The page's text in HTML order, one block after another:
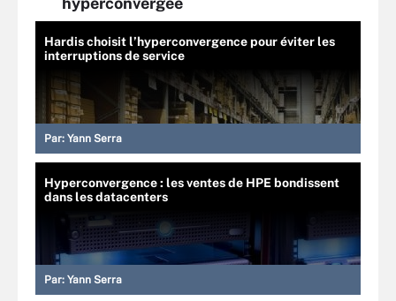
Hardis choisit l’hyperconvergence pour éviter les
interruptions de service
Par: Yann Serra
Hyperconvergence : les ventes de HPE bondissent
dans les datacenters
Par: Yann Serra